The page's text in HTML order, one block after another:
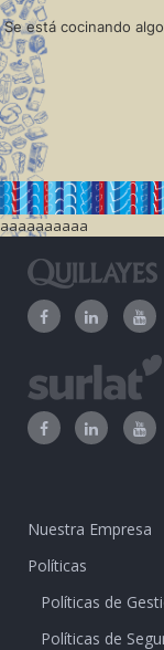
Se está cocinando
aaaaaaaaaa
Nuestra Empresa
Políticas
Políticas de
Políticas de